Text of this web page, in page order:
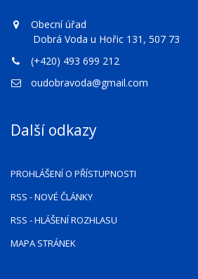
Obecní úřad
Dobrá Voda u Hořic 131, 507 73
(+420) 493 699 212
oudobravoda@gmail.com
Další odkazy
PROHLÁŠENÍ O PŘÍSTUPNOSTI
RSS - NOVÉ ČLÁNKY
RSS - HLÁŠENÍ ROZHLASU
MAPA STRÁNEK